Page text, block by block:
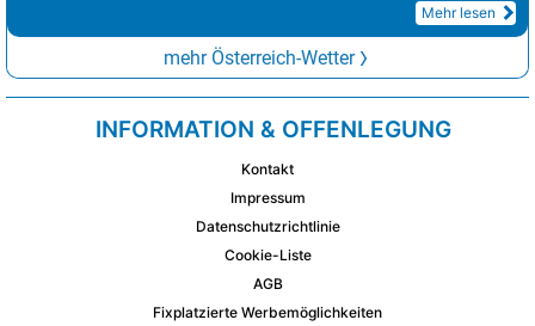
Mehr lesen
mehr Österreich-Wetter
INFORMATION & OFFENLEGUNG
Kontakt
Impressum
Datenschutzrichtlinie
Cookie-Liste
AGB
Fixplatzierte Werbemöglichkeiten